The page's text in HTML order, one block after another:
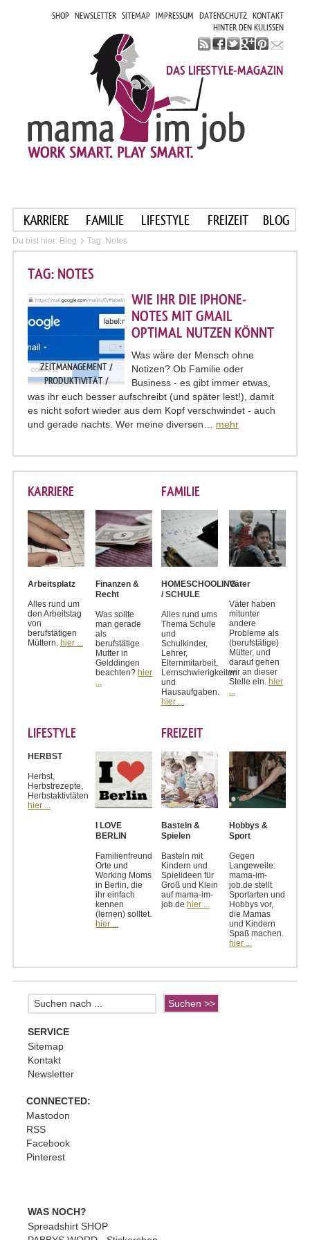
SHOP NEWSLETTER SITEMAP IMPRESSUM DATENSCHUTZ KONTAKT
HINTER DEN KULISSEN
DAS LIFESTYLE-MAGAZIN
KARRIERE FAMILIE LIFESTYLE FREIZEIT BLOG
Du bist hier: Blog Tag: Notes
TAG: NOTES
ZEITMANAGEMENT /
PRODUKTIVITÄT /
ORGANISATION
WIE IHR DIE IPHONE-
NOTES MIT GMAIL
OPTIMAL NUTZEN KÖNNT
Was wäre der Mensch ohne
Notizen? Ob Familie oder
Business - es gibt immer etwas,
was ihr euch besser aufschreibt (und später lest!), damit
es nicht sofort wieder aus dem Kopf verschwindet - auch
und gerade nachts. Wer meine diversen… mehr
KARRIERE
Arbeitsplatz
Alles rund um
den Arbeitstag
von
berufstätigen
Müttern. hier ...
Finanzen &
Recht
Was sollte
man gerade
als
berufstätige
Mutter in
Gelddingen
beachten? hier
...
FAMILIE
HOMESCHOOLING
/ SCHULE
Alles rund ums
Thema Schule
und
Schulkinder,
Lehrer,
Elternmitarbeit,
Lernschwierigkeiten
und
Hausaufgaben.
hier ...
Väter
Väter haben
mitunter
andere
Probleme als
(berufstätige)
Mütter, und
darauf gehen
wir an dieser
Stelle ein. hier
...
LIFESTYLE
HERBST
Herbst,
Herbstrezepte,
Herbstaktivtäten
hier ...
I LOVE
BERLIN
Familienfreundliche
Orte und
Working Moms
in Berlin, die
ihr einfach
kennen
(lernen) solltet.
hier ...
FREIZEIT
Basteln &
Spielen
Basteln mit
Kindern und
Spielideen für
Groß und Klein
auf mama-im-
job.de hier ...
Hobbys &
Sport
Gegen
Langeweile:
mama-im-
job.de stellt
Sportarten und
Hobbys vor,
die Mamas
und Kindern
Spaß machen.
hier ...
SERVICE
Sitemap
Kontakt
Newsletter
CONNECTED:
Mastodon
RSS
Facebook
Pinterest
WAS NOCH?
Spreadshirt SHOP